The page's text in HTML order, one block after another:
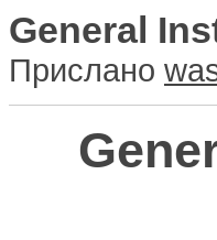
General
Прислано